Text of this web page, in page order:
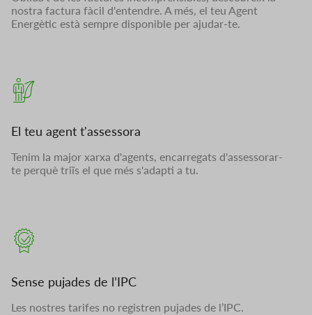
nostra factura fàcil d'entendre. A més, el teu Agent
Energètic està sempre disponible per ajudar-te.
El teu agent t'assessora
Tenim la major xarxa d'agents, encarregats d'assessorar-
te perquè triïs el que més s'adapti a tu.
Sense pujades de l’IPC
Les nostres tarifes no registren pujades de l’IPC.